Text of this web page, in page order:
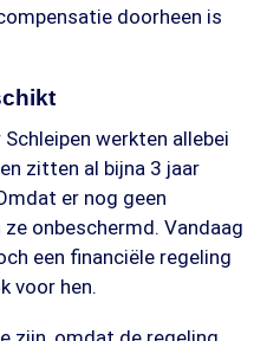
doorheen is
werkten allebei
zitten al bijna 3 jaar
er nog geen
onbeschermd. Vandaag
een financiële regeling
voor hen.